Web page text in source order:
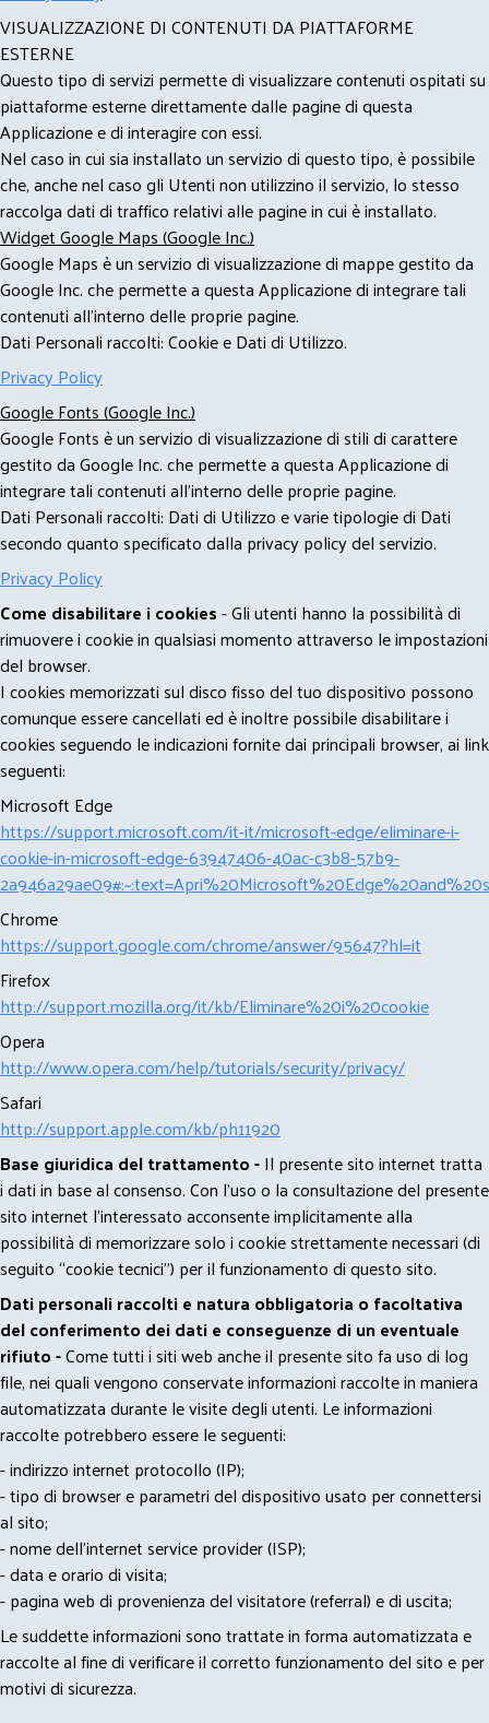
VISUALIZZAZIONE DI CONTENUTI DA PIATTAFORME
ESTERNE
Questo tipo di servizi permette di visualizzare contenuti ospitati su
piattaforme esterne direttamente dalle pagine di questa
Applicazione e di interagire con essi.
Nel caso in cui sia installato un servizio di questo tipo, è possibile
che, anche nel caso gli Utenti non utilizzino il servizio, lo stesso
raccolga dati di traffico relativi alle pagine in cui è installato.
Widget Google Maps (Google Inc.)
Google Maps è un servizio di visualizzazione di mappe gestito da
Google Inc. che permette a questa Applicazione di integrare tali
contenuti all'interno delle proprie pagine.
Dati Personali raccolti: Cookie e Dati di Utilizzo.
Privacy Policy
Google Fonts (Google Inc.)
Google Fonts è un servizio di visualizzazione di stili di carattere
gestito da Google Inc. che permette a questa Applicazione di
integrare tali contenuti all'interno delle proprie pagine.
Dati Personali raccolti: Dati di Utilizzo e varie tipologie di Dati
secondo quanto specificato dalla privacy policy del servizio.
Privacy Policy
Come disabilitare i cookies- Gli utenti hanno la possibilità di
rimuovere i cookie in qualsiasi momento attraverso le impostazioni
del browser.
I cookies memorizzati sul disco fisso del tuo dispositivo possono
comunque essere cancellati ed è inoltre possibile disabilitare i
cookies seguendo le indicazioni fornite dai principali browser, ai link
seguenti:
Microsoft Edge
https://support.microsoft.com/it-it/microsoft-edge/eliminare-i-
cookie-in-microsoft-edge-63947406-40ac-c3b8-57b9-
Chrome
https://support.google.com/chrome/answer/95647?hl=it
Firefox
http://support.mozilla.org/it/kb/Eliminare%20i%20cookie
Opera
http://www.opera.com/help/tutorials/security/privacy/
Safari
http://support.apple.com/kb/ph11920
Base giuridica del trattamento -Il presente sito internet tratta
i dati in base al consenso. Con l'uso o la consultazione del presente
sito internet l’interessato acconsente implicitamente alla
possibilità di memorizzare solo i cookie strettamente necessari (di
seguito “cookie tecnici”) per il funzionamento di questo sito.
Dati personali raccolti e natura obbligatoria o facoltativa
del conferimento dei dati e conseguenze di un eventuale
rifiuto -Come tutti i siti web anche il presente sito fa uso di log
file, nei quali vengono conservate informazioni raccolte in maniera
automatizzata durante le visite degli utenti. Le informazioni
raccolte potrebbero essere le seguenti:
- indirizzo internet protocollo (IP);
- tipo di browser e parametri del dispositivo usato per connettersi
al sito;
- nome dell'internet service provider (ISP);
- data e orario di visita;
- pagina web di provenienza del visitatore (referral) e di uscita;
Le suddette informazioni sono trattate in forma automatizzata e
raccolte al fine di verificare il corretto funzionamento del sito e per
motivi di sicurezza.